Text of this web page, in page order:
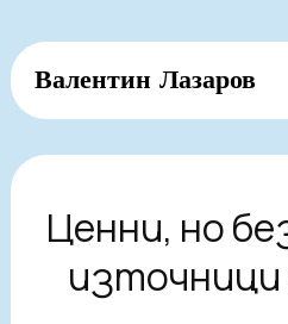
Skip
to
content
Валентин Лазаров
Ценни, но
източници